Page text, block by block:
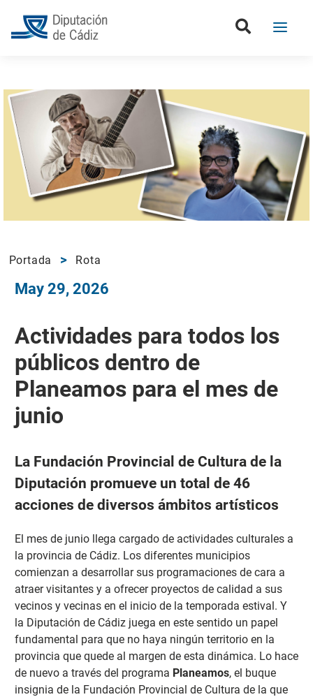
Portada Rota
May 29, 2026
Actividades para todos los
públicos dentro de
Planeamos para el mes de
junio
La Fundación Provincial de Cultura de la
Diputación promueve un total de 46
acciones de diversos ámbitos artísticos
El mes de junio llega cargado de actividades culturales a
la provincia de Cádiz. Los diferentes municipios
comienzan a desarrollar sus programaciones de cara a
atraer visitantes y a ofrecer proyectos de calidad a sus
vecinos y vecinas en el inicio de la temporada estival. Y
la Diputación de Cádiz juega en este sentido un papel
fundamental para que no haya ningún territorio en la
provincia que quede al margen de esta dinámica. Lo hace
de nuevo a través del programa Planeamos, el buque
insignia de la Fundación Provincial de Cultura de la que